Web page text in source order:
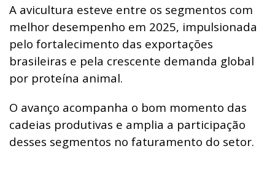
A avicultura esteve entre os segmentos com
melhor desempenho em 2025, impulsionada
pelo fortalecimento das exportações
brasileiras e pela crescente demanda global
por proteína animal.
O avanço acompanha o bom momento das
cadeias produtivas e amplia a participação
desses segmentos no faturamento do setor.